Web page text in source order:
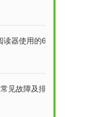
小窍门,你了解多少?
见故障及排除